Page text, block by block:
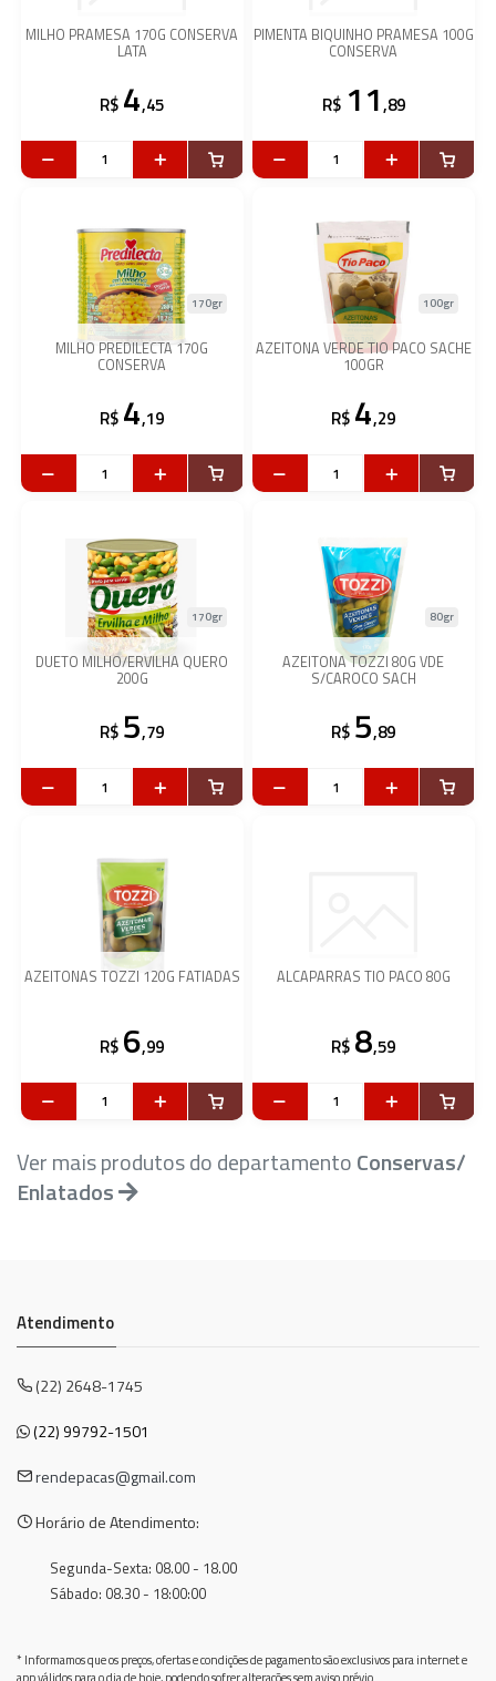
MILHO PRAMESA 170G CONSERVA
LATA
R$ 4,45
PIMENTA BIQUINHO PRAMESA 100G
CONSERVA
R$ 11,89
MILHO PREDILECTA 170G
CONSERVA
170gr
R$ 4,19
AZEITONA VERDE TIO PACO SACHE
100GR
100gr
R$ 4,29
DUETO MILHO/ERVILHA QUERO
200G
170gr
R$ 5,79
AZEITONA TOZZI 80G VDE
S/CAROCO SACH
80gr
R$ 5,89
AZEITONAS TOZZI 120G FATIADAS
R$ 6,99
ALCAPARRAS TIO PACO 80G
R$ 8,59
Ver mais produtos do departamentoConservas/
Enlatados
Atendimento
(22) 2648-1745
(22) 99792-1501
rendepacas@gmail.com
Horário de Atendimento:
Segunda-Sexta: 08.00 - 18.00
Sábado: 08.30 - 18:00:00
* Informamos que os preços, ofertas e condições de pagamento são exclusivos para internet e